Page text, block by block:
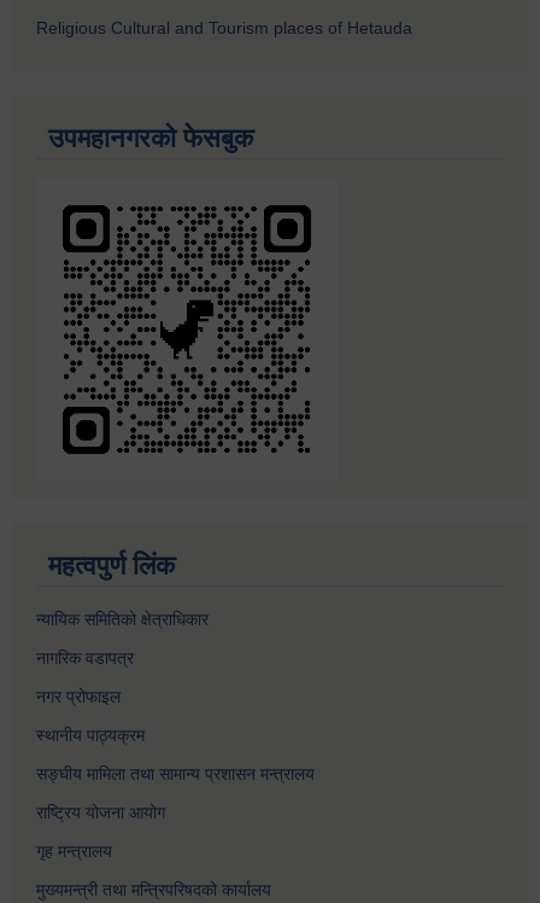
Religious Cultural and Tourism places of Hetauda
उपमहानगरको फेसबुक
महत्वपुर्ण लिंक
न्यायिक समितिको क्षेत्राधिकार
नागरिक वडापत्र
नगर प्रोफाइल
स्थानीय पाठ्यक्रम
सङ्घीय मामिला तथा सामान्य प्रशासन मन्त्रालय
राष्ट्रिय योजना आयोग
गृह मन्त्रालय
मुख्यमन्त्री तथा मन्त्रिपरिषदको कार्यालय